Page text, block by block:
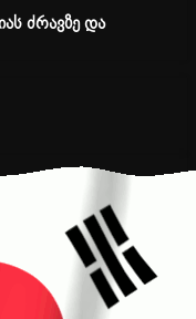
ძრავზე და